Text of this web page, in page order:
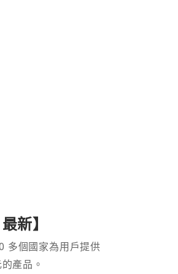
新】
多個國家為用戶提供
產品。